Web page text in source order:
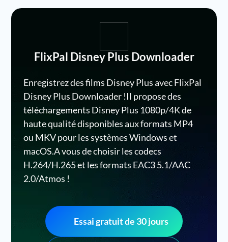
FlixPal Disney Plus Downloader
Enregistrez des films Disney Plus avec FlixPal
Disney Plus Downloader !Il propose des
téléchargements Disney Plus 1080p/4K de
haute qualité disponibles aux formats MP4
ou MKV pour les systèmes Windows et
macOS.A vous de choisir les codecs
H.264/H.265 et les formats EAC3 5.1/AAC
2.0/Atmos !
Essai gratuit de 30 jours